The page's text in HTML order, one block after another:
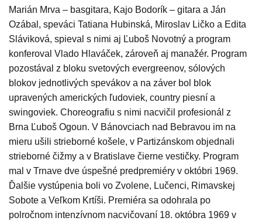
Marián Mrva – basgitara, Kajo Bodorík – gitara a Ján
Ozábal, speváci Tatiana Hubinská, Miroslav Ličko a Edita
Sláviková, spieval s nimi aj Ľuboš Novotný a program
konferoval Vlado Hlaváček, zároveň aj manažér. Program
pozostával z bloku svetových evergreenov, sólových
blokov jednotlivých spevákov a na záver bol blok
upravených amerických ľudoviek, country piesní a
swingoviek. Choreografiu s nimi nacvičil profesionál z
Brna Ľuboš Ogoun. V Bánovciach nad Bebravou im na
mieru ušili strieborné košele, v Partizánskom objednali
strieborné čižmy a v Bratislave čierne vestičky. Program
mal v Trnave dve úspešné predpremiéry v októbri 1969.
Ďalšie vystúpenia boli vo Zvolene, Lučenci, Rimavskej
Sobote a Veľkom Krtíši. Premiéra sa odohrala po
polročnom intenzívnom nacvičovaní 18. októbra 1969 v